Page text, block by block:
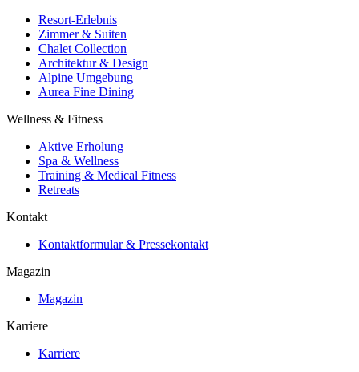
Resort-Erlebnis
Zimmer & Suiten
Chalet Collection
Architektur & Design
Alpine Umgebung
Aurea Fine Dining
Wellness & Fitness
Aktive Erholung
Spa & Wellness
Training & Medical Fitness
Retreats
Kontakt
Kontaktformular & Pressekontakt
Magazin
Magazin
Karriere
Karriere